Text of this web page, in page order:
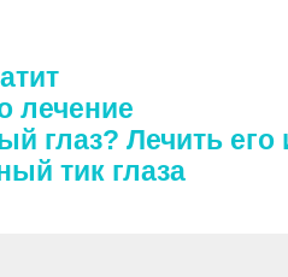
лечение
глаз? Лечить
тик глаза